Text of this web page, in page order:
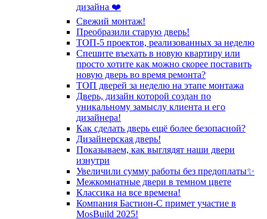
дизайна ❤️
Свежий монтаж!
Преобразили старую дверь!
ТОП-5 проектов, реализованных за неделю
Спешите въехать в новую квартиру или
просто хотите как можно скорее поставить
новую дверь во время ремонта?
ТОП дверей за неделю на этапе монтажа
Дверь, дизайн которой создан по
уникальному замыслу клиента и его
дизайнера!
Как сделать дверь ещё более безопасной?
Дизайнерская дверь!
Показываем, как выглядят наши двери
изнутри
Увеличили сумму работы без предоплаты✨
Межкомнатные двери в темном цвете
Классика на все времена!
Компания Бастион-С примет участие в
MosBuild 2025!